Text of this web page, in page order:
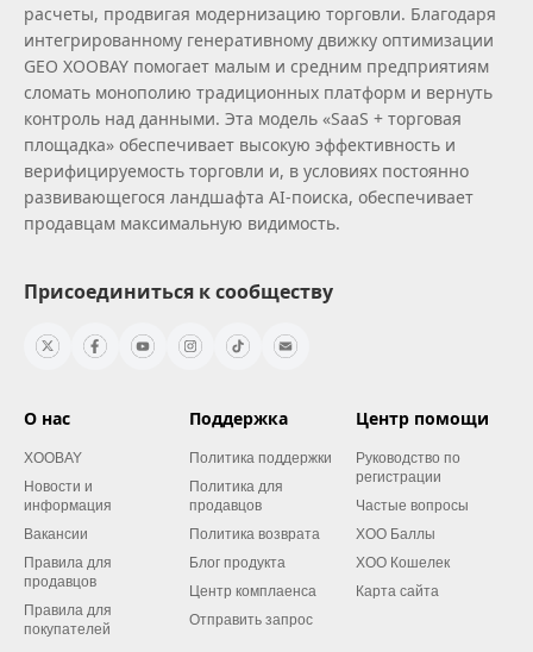
расчеты, продвигая модернизацию торговли. Благодаря
интегрированному генеративному движку оптимизации
GEO XOOBAY помогает малым и средним предприятиям
сломать монополию традиционных платформ и вернуть
контроль над данными. Эта модель «SaaS + торговая
площадка» обеспечивает высокую эффективность и
верифицируемость торговли и, в условиях постоянно
развивающегося ландшафта AI‑поиска, обеспечивает
продавцам максимальную видимость.
Присоединиться к сообществу
О нас
XOOBAY
Новости и
информация
Вакансии
Правила для
продавцов
Правила для
покупателей
Поддержка
Политика поддержки
Политика для
продавцов
Политика возврата
Блог продукта
Центр комплаенса
Отправить запрос
Центр помощи
Руководство по
регистрации
Частые вопросы
XOO Баллы
XOO Кошелек
Карта сайта